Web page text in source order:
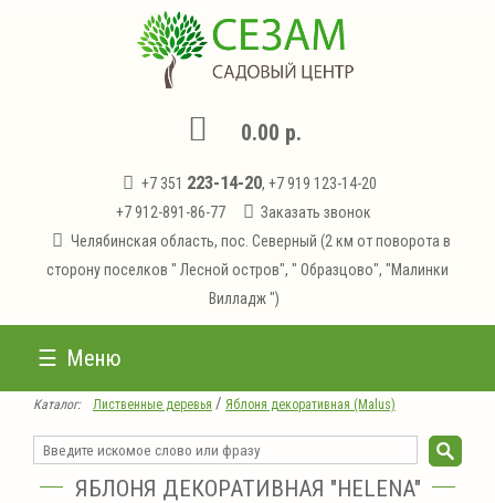
0.00 р.
+7 351 223-14-20, +7 919 123-14-20
+7 912-891-86-77
Заказать звонок
Челябинская область, пос. Северный (2 км от поворота в
сторону поселков " Лесной остров", " Образцово", "Малинки
Вилладж ")
Меню
Каталог: Лиственные деревья / Яблоня декоративная (Malus)
ЯБЛОНЯ ДЕКОРАТИВНАЯ "HELENA"